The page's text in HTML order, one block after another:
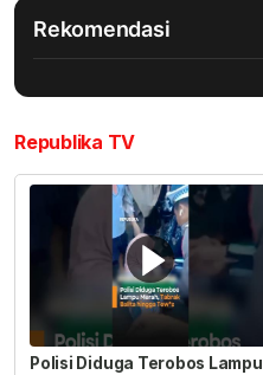
Rekomendasi
Republika TV
Polisi Diduga Terobos Lampu